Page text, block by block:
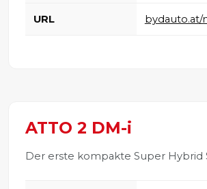
URL
ATTO 2 DM-i
Der erste kompakte Super Hybrid